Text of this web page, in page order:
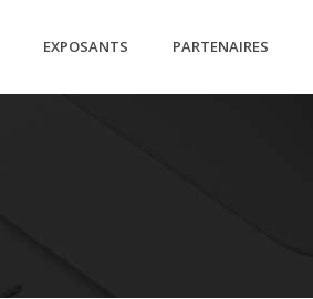
EXPOSANTS PARTENAIRES